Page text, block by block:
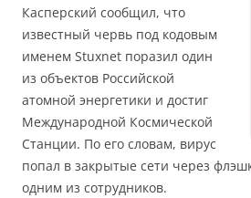
Касперский сообщил, что
известный червь под кодовым
именем Stuxnet поразил один
из объектов Российской
атомной энергетики и достиг
Международной Космической
Станции. По его словам, вирус
попал в закрытые сети через
одним из сотрудников.